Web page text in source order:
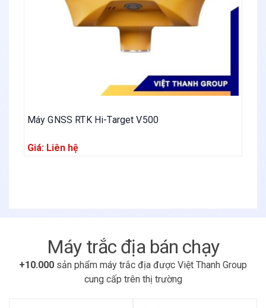
Máy GNSS RTK Hi-Target V500
Giá: Liên hệ
Máy trắc địa bán chạy
+10.000 sản phẩm máy trắc địa được Việt Thanh Group
cung cấp trên thị trường